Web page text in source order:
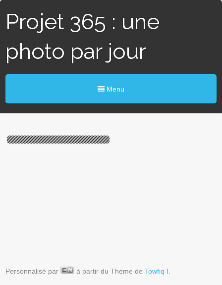
Projet 365 : une
photo par jour
Menu
Personnalisé par à partir du Thème deTowfiq I.